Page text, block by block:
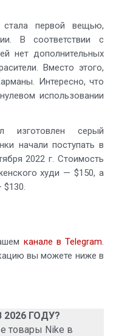
первой вещью,
В соответствии с
нет дополнительных
Вместо этого,
Интересно, что
использовании
серый
начали поступать в
2022 г. Стоимость
худи — $150, а
канале в Telegram.
вы можете ниже в
2026 ГОДУ?
товары Nike в